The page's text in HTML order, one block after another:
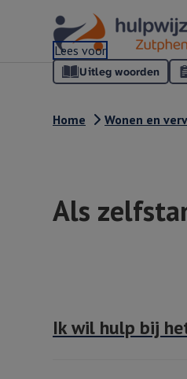
Lees voor
Uitleg woorden
Home Wonen en
Als
Ik wil hulp bij